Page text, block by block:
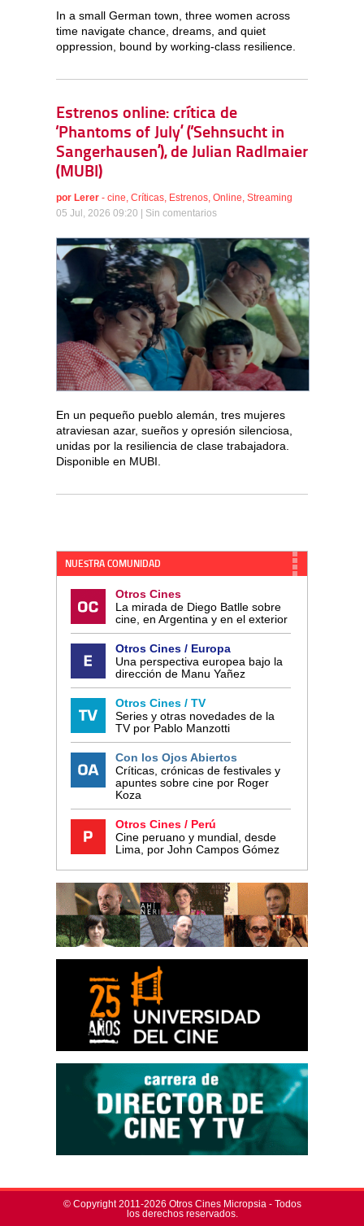
In a small German town, three women across
time navigate chance, dreams, and quiet
oppression, bound by working-class resilience.
Estrenos online: crítica de
‘Phantoms of July’ (‘Sehnsucht in
Sangerhausen’), de Julian Radlmaier
(MUBI)
por Lerer - cine Críticas Estrenos Online Streaming
05 Jul, 2026 09:20 | Sin comentarios
En un pequeño pueblo alemán, tres mujeres
atraviesan azar, sueños y opresión silenciosa,
unidas por la resiliencia de clase trabajadora.
Disponible en MUBI.
NUESTRA COMUNIDAD
Otros Cines
La mirada de Diego Batlle sobre
cine, en Argentina y en el exterior
Otros Cines / Europa
Una perspectiva europea bajo la
dirección de Manu Yañez
Otros Cines / TV
Series y otras novedades de la
TV por Pablo Manzotti
Con los Ojos Abiertos
Críticas, crónicas de festivales y
apuntes sobre cine por Roger
Koza
Otros Cines / Perú
Cine peruano y mundial, desde
Lima, por John Campos Gómez
© Copyright 2011-2026 Otros Cines Micropsia - Todos
los derechos reservados.